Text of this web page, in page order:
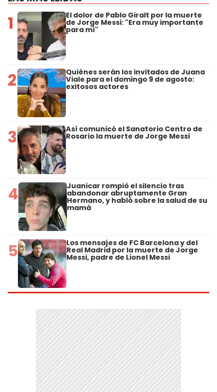
1 El dolor de Pablo Giralt por la muerte
de Jorge Messi: "Era muy importante
para mí"
2 Quiénes serán los invitados de Juana
Viale para el domingo 9 de agosto:
exitosos actores
3 Así comunicó el Sanatorio Centro de
Rosario la muerte de Jorge Messi
4 Juanicar rompió el silencio tras
abandonar abruptamente Gran
Hermano, y habló sobre la salud de su
mamá
5 Los mensajes de FC Barcelona y del
Real Madrid por la muerte de Jorge
Messi, padre de Lionel Messi